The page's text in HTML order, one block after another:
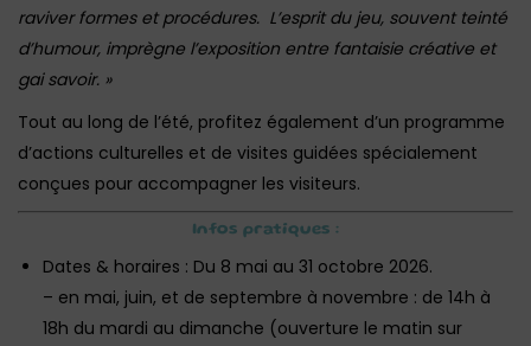
raviver formes et procédures. L’esprit du jeu, souvent teinté
d’humour, imprègne l’exposition entre fantaisie créative et
gai savoir. »
Tout au long de l’été, profitez également d’un programme
d’actions culturelles et de visites guidées spécialement
conçues pour accompagner les visiteurs.
Infos pratiques :
Dates & horaires : Du 8 mai au 31 octobre 2026.
– en mai, juin, et de septembre à novembre : de 14h à
18h du mardi au dimanche (ouverture le matin sur